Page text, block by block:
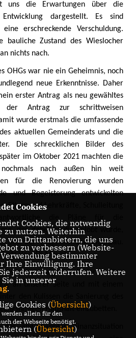
uns die Erwartungen über die
dargestellt. Es sind
erschreckende Verschuldung.
bauliche Zustand des Wieslocher
nichts nach.
OHGs war nie ein Geheimnis, noch
neue Erkenntnisse. Daher
erster Antrag als neu gewähltes
der Antrag zur schrittweisen
wurde erstmals die umfassende
aktuellen Gemeinderats und die
Die schrecklichen Bilder des
im Oktober 2021 machten die
nochmals nach außen hin weit
für die Renovierung wurden
und Begeisterung entwickelten
Eltern und Lehrkräfte, Schulleitung
der dabei häufig gelobt wurde,
der Projektleitung Hochbau.
Herr Di Mauro.
es nun gelungen, mit der breiten
an unserer Seite und mit einem
Haushalt einzubetten.
angespannten Finanzsituation
Cookies
Cookies, die notwendig
zu nutzen. Weiterhin
von Drittanbietern, die uns
zu verbessern (Website-
bestimmter
Ihre Einwilligung. Ihre
jederzeit widerrufen. Weitere
in unserer
.
Cookies (Übersicht)
allein für den
der Webseite benötigt.
(Übersicht)